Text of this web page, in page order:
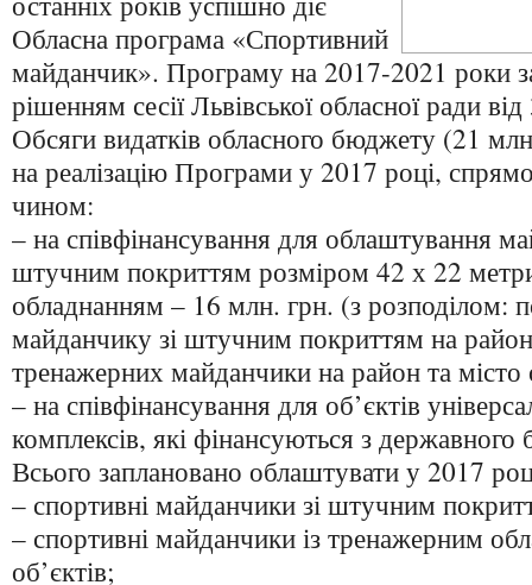
Обласна програма «Спортивний
майданчик». Програму на 2017-2021 роки
рішенням сесії Львівської обласної ради
Обсяги видатків обласного бюджету (21
на реалізацію Програми у 2017 році,
чином:
– на співфінансування для облаштування
штучним покриттям розміром 42 х 22
обладнанням – 16 млн. грн. (з розподілом:
майданчику зі штучним покриттям на район
тренажерних майданчики на район та місто
– на співфінансування для об’єктів
комплексів, які фінансуються з
Всього заплановано облаштувати у 2017
– спортивні майданчики зі штучним
– спортивні майданчики із тренажерним
об’єктів;